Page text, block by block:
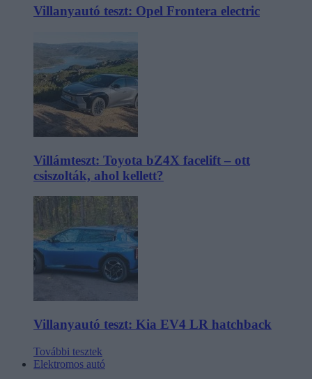
Villanyautó teszt: Opel Frontera electric
Villámteszt: Toyota bZ4X facelift – ott
csiszolták, ahol kellett?
Villanyautó teszt: Kia EV4 LR hatchback
További tesztek
Elektromos autó